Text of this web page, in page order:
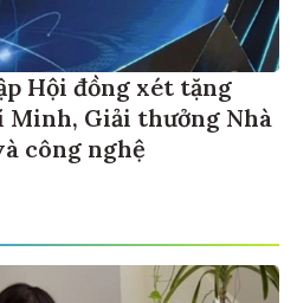
Hội đồng xét tặng
Minh, Giải thưởng Nhà
công nghệ